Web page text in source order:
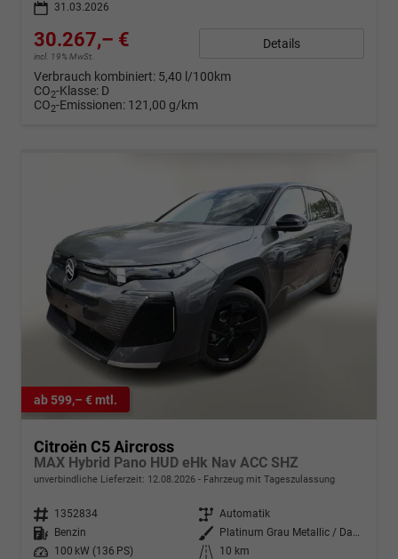
31.03.2026
30.267,– €
incl. 19% MwSt.
Details
Verbrauch kombiniert: 5,40 l/100km
CO2-Klasse: D
CO2-Emissionen: 121,00 g/km
ab 599,– € mtl.
Citroën C5 Aircross
MAX Hybrid Pano HUD eHk Nav ACC SHZ
unverbindliche Lieferzeit: 12.08.2026 Fahrzeug mit Tageszulassung
Fahrzeugnr. 1352834 Getriebe Automatik
Kraftstoff
Benzin Außenfarbe
Platinum Grau Metallic / Dachfar
Leistung
100 kW (136 PS) Kilometerstand
10 km